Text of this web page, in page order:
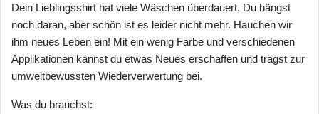
Dein Lieblingsshirt hat viele Wäschen überdauert. Du hängst
noch daran, aber schön ist es leider nicht mehr. Hauchen wir
ihm neues Leben ein! Mit ein wenig Farbe und verschiedenen
Applikationen kannst du etwas Neues erschaffen und trägst zur
umweltbewussten Wiederverwertung bei.
Was du brauchst: